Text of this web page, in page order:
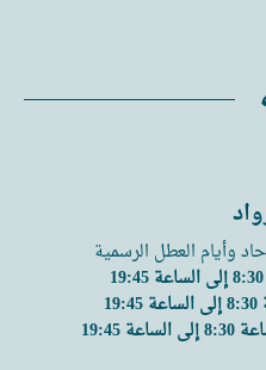
وأيام العطل الرسمية
19:45